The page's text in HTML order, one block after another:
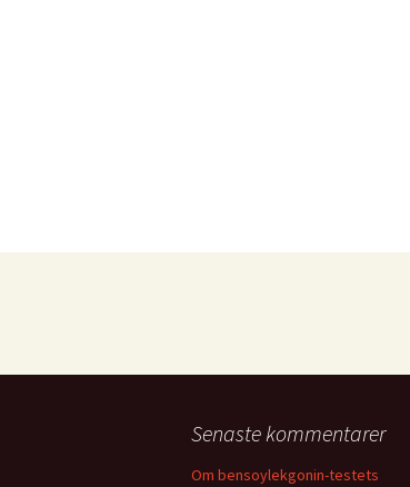
Senaste kommentarer
Om bensoylekgonin-testets